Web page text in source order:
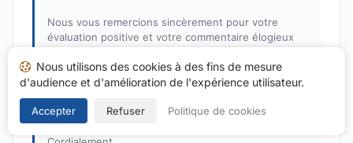
Nous vous remercions sincèrement pour votre
évaluation positive et votre commentaire élogieux
notre priorité, et nous sommes ravis d'apprendre
que vous avez apprécié votre expérience sur Data
Vitae. N'hésitez pas à revenir vers nous si vous avez
des questions ou des suggestions.
Nous utilisons des cookies à des fins de mesure
d'audience et d'amélioration de l'expérience utilisateur.
Accepter Refuser Politique de cookies